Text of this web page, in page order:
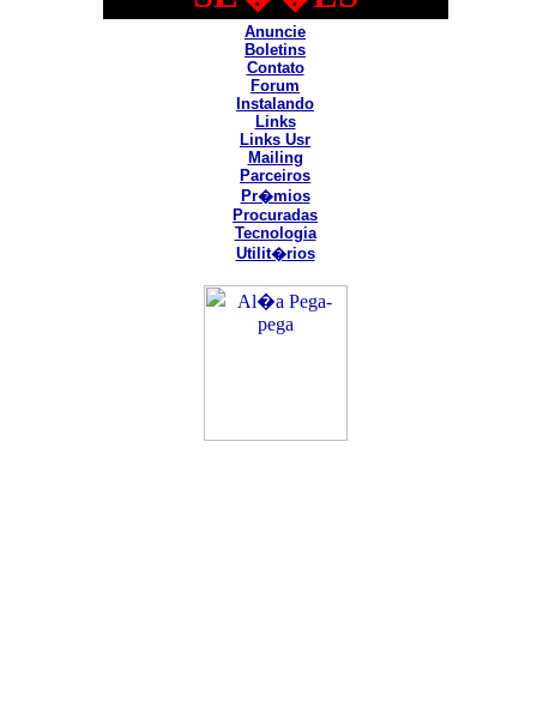
Anuncie
Boletins
Contato
Forum
Instalando
Links
Links Usr
Mailing
Parceiros
Pr�mios
Procuradas
Tecnologia
Utilit�rios